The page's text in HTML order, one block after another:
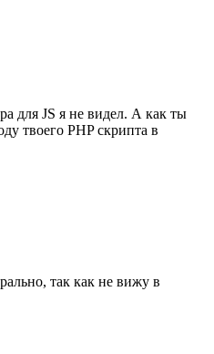
для JS я не видел. А как ты
твоего PHP скрипта в
так как не вижу в